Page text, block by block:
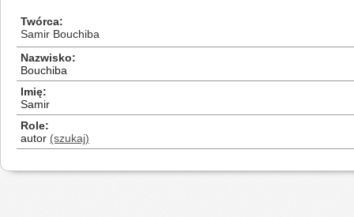
Twórca
Samir Bouchiba
Nazwisko
Bouchiba
Imię
Samir
Role
autor (szukaj)